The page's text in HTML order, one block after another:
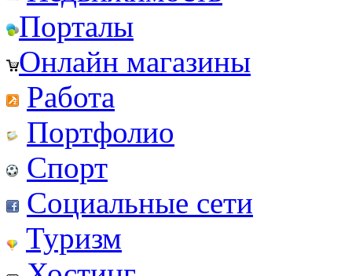
Порталы
Онлайн магазины
Работа
Портфолио
Спорт
Социальные сети
Туризм